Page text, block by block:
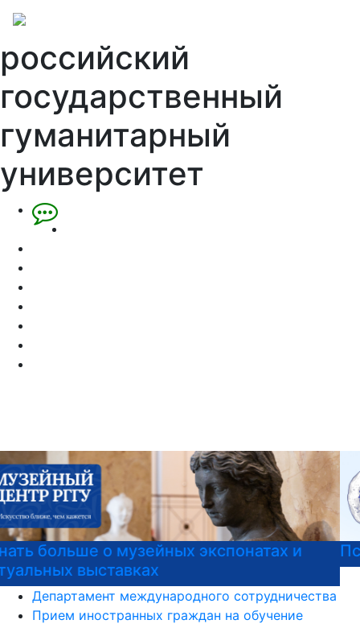
российский
государственный
гуманитарный
университет
Психологическая служба РГГУ
Департамент международного сотрудничества
Прием иностранных граждан на обучение
Международная аккредитация